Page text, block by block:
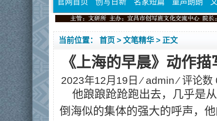
官网首页 创写日新 名家短篇 童声朗朗
当前位置： 首页 > 文笔精华 > 正文
《上海的早晨》动作描
2023年12月19日 ⁄ admin⁄ 评论
他踉踉跄跄跑出去，几乎是
倒海似的集体的强大的呼声，